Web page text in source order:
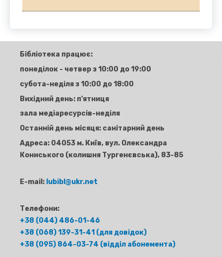
Бібліотека працює:
понеділок - четвер з 10:00 до 19:00
субота-неділя з 10:00 до 18:00
Вихідний день: п'ятниця
зала медіаресурсів-неділя
Останній день місяця: санітарний день
Адреса: 04053 м. Київ, вул. Олександра
Кониського (колишня Тургенєвська), 83-85
E-mail: lubibl@ukr.net
Телефони:
+38 (044) 486-01-46
+38 (068) 139-31-41 (для довідок)
+38 (095) 864-03-74 (відділ абонемента)